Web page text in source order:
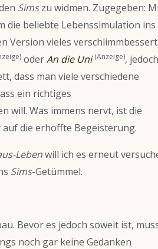
Simszu widmen. Zugegeben:
die beliebte Lebenssimulation ins
Version vieles verschlimmbessert.
oderAn die Uni (Anzeige), jedoch
dass man viele verschiedene
ein richtiges
will. Was immens nervt, ist die
die erhoffte Begeisterung.
Lebenwill ich es erneut
Sims-Getümmel.
Bevor es jedoch soweit ist,
noch gar keine Gedanken